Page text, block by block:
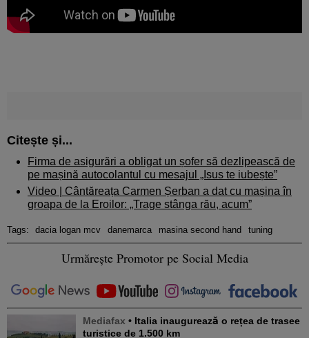
Citește și...
Firma de asigurări a obligat un șofer să dezlipească de
pe mașină autocolantul cu mesajul „Isus te iubește”
Video | Cântăreața Carmen Șerban a dat cu mașina în
groapa de la Eroilor: „Trage stânga rău, acum”
Tags: dacia logan mcv danemarca masina second hand tuning
Urmărește Promotor pe Social Media
Mediafax • Italia inaugurează o rețea de trasee
turistice de 1.500 km